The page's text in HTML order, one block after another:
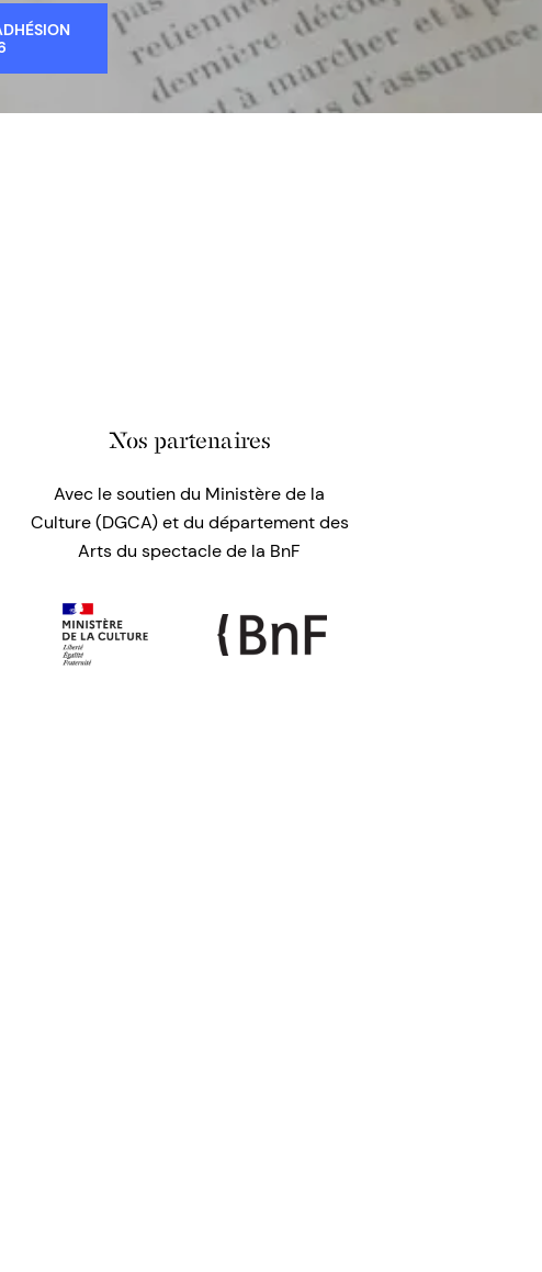
Nos partenaires
Avec le soutien du Ministère de la
Culture (DGCA) et du département des
Arts du spectacle de la BnF